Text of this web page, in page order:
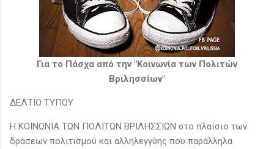
Για το Πάσχα από την "Κοινωνία των Πολιτών
Βριλησσίων"
ΔΕΛΤΙΟ ΤΥΠΟΥ
Η ΚΟΙΝΩΝΙΑ ΤΩΝ ΠΟΛΙΤΩΝ ΒΡΙΛΗΣΣΙΩΝ στο πλαίσιο των
δράσεων πολιτισμού και αλληλεγγύης που παράλληλα